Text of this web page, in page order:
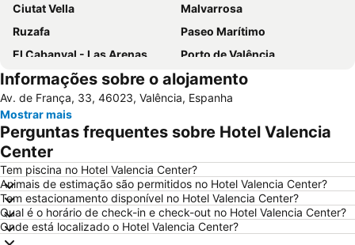
Ciutat Vella
Malvarrosa
Ruzafa
Paseo Marítimo
El Cabanyal - Las Arenas
Porto de Valência
Circuit Ricardo Tormo
Bairro histórico
Catedral de Valencia
Eixample
L'Oceanogràfic
Entradas Oceanografic Ciudad de las Artes
Mercado Central
De la Patacona
Racó de Mar
El Saler
Palau de Congressos València
Norte
Puerto Sagunto
Quatre Carreres
Camins al Grau
Informações sobre o alojamento
Av. de França, 33, 46023, Valência, Espanha
Mostrar mais
Perguntas frequentes sobre Hotel Valencia
Center
Tem piscina no Hotel Valencia Center?
Animais de estimação são permitidos no Hotel Valencia Center?
Tem estacionamento disponível no Hotel Valencia Center?
Qual é o horário de check-in e check-out no Hotel Valencia Center?
Onde está localizado o Hotel Valencia Center?